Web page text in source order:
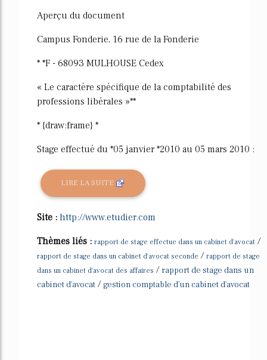
Aperçu du document
Campus Fonderie, 16 rue de la Fonderie
* *F - 68093 MULHOUSE Cedex
« Le caractère spécifique de la comptabilité des
professions libérales »**
* {draw:frame} *
Stage effectué du *05 janvier *2010 au 05 mars 2010 :
LIRE LA SUITE
Site : http://www.etudier.com
Thèmes liés : rapport de stage effectue dans un cabinet d'avocat /
rapport de stage dans un cabinet d'avocat seconde / rapport de stage
dans un cabinet d'avocat des affaires / rapport de stage dans un
cabinet d'avocat / gestion comptable d'un cabinet d'avocat